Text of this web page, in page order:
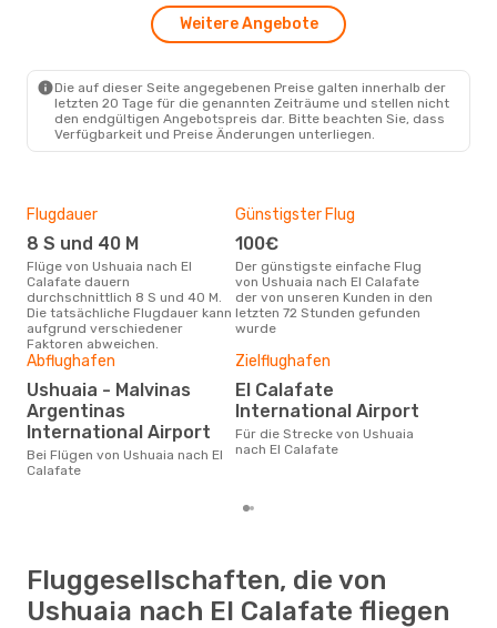
Weitere Angebote
Die auf dieser Seite angegebenen Preise galten innerhalb der
letzten 20 Tage für die genannten Zeiträume und stellen nicht
den endgültigen Angebotspreis dar. Bitte beachten Sie, dass
Verfügbarkeit und Preise Änderungen unterliegen.
Flugdauer
8 S und 40 M
Flüge von Ushuaia nach El
Calafate dauern
durchschnittlich 8 S und 40 M.
Die tatsächliche Flugdauer kann
aufgrund verschiedener
Faktoren abweichen.
Günstigster Flug
100€
Der günstigste einfache Flug
von Ushuaia nach El Calafate
der von unseren Kunden in den
letzten 72 Stunden gefunden
wurde
Abflughafen
Ushuaia - Malvinas
Argentinas
International Airport
Bei Flügen von Ushuaia nach El
Calafate
Zielflughafen
El Calafate
International Airport
Für die Strecke von Ushuaia
nach El Calafate
Fluggesellschaften, die von
Ushuaia nach El Calafate fliegen